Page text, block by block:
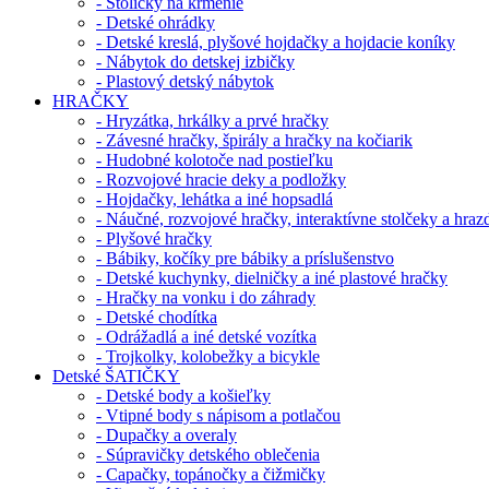
- Detské ohrádky
- Detské kreslá, plyšové hojdačky a hojdacie koníky
- Nábytok do detskej izbičky
- Plastový detský nábytok
HRAČKY
- Hryzátka, hrkálky a prvé hračky
- Závesné hračky, špirály a hračky na kočiarik
- Hudobné kolotoče nad postieľku
- Rozvojové hracie deky a podložky
- Hojdačky, lehátka a iné hopsadlá
- Náučné, rozvojové hračky, interaktívne stolčeky a
- Plyšové hračky
- Bábiky, kočíky pre bábiky a príslušenstvo
- Detské kuchynky, dielničky a iné plastové hračky
- Hračky na vonku i do záhrady
- Detské chodítka
- Odrážadlá a iné detské vozítka
- Trojkolky, kolobežky a bicykle
Detské ŠATIČKY
- Detské body a košieľky
- Vtipné body s nápisom a potlačou
- Dupačky a overaly
- Súpravičky detského oblečenia
- Capačky, topánočky a čižmičky